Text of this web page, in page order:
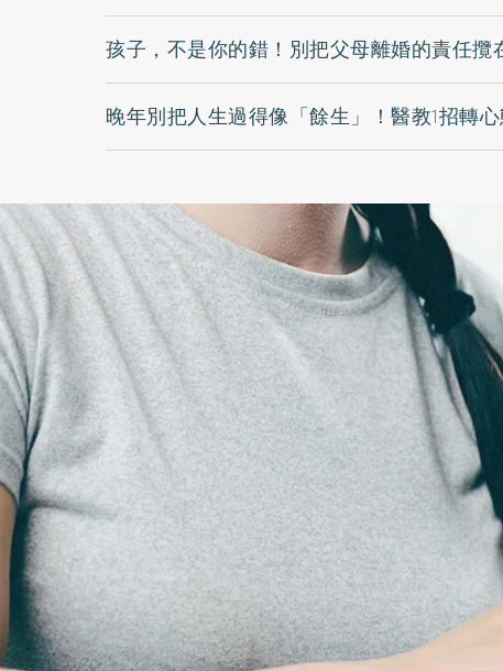
孩子，不是你的錯！別把父母離婚的責任
晚年別把人生過得像「餘生」！醫教1招轉